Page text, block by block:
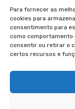
Para fornecer as
cookies para
consentimento para
como comportamento
consentir ou retirar o
certos recursos e